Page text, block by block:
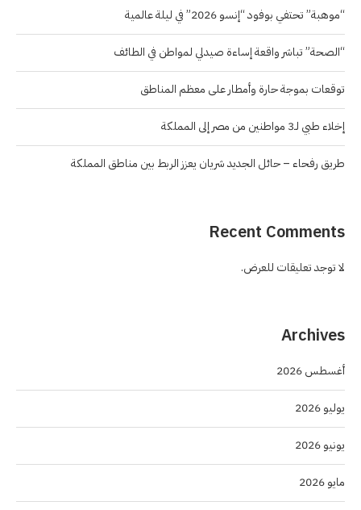
“موهبة” تحتفي بوفود “إنسو 2026” في ليلة عالمية
“الصحة” تباشر واقعة إساءة صيدلي لمواطن في الطائف
توقعات بموجة حارة وأمطار على معظم المناطق
إخلاء طبي لـ3 مواطنين من مصر إلى المملكة
طريق رفحاء – حائل الجديد شريان يعزز الربط بين مناطق المملكة
Recent Comments
لا توجد تعليقات للعرض.
Archives
أغسطس 2026
يوليو 2026
يونيو 2026
مايو 2026